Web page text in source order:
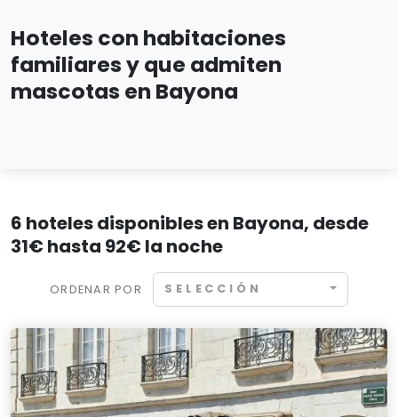
Hoteles con habitaciones
familiares y que admiten
mascotas en Bayona
6 hoteles disponibles en Bayona, desde
31€ hasta 92€ la noche
ORDENAR POR SELECCIÓN